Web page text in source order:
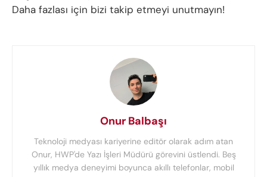
Daha fazlası için bizi takip etmeyi unutmayın!
Onur Balbaşı
Teknoloji medyası kariyerine editör olarak adım atan
Onur, HWP'de Yazı İşleri Müdürü görevini üstlendi. Beş
yıllık medya deneyimi boyunca akıllı telefonlar, mobil